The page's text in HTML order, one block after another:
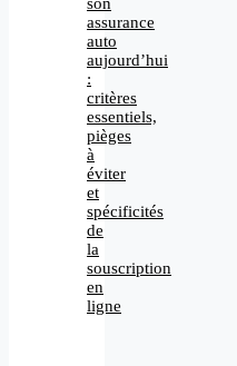
assurance
auto
aujourd’hui
:
critères
essentiels,
pièges
à
éviter
et
spécificités
de
la
souscription
en
ligne